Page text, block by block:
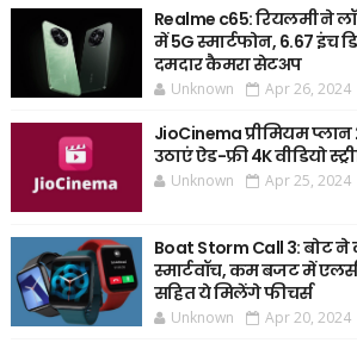
Realme c65: रियलमी ने
में 5G स्मार्टफोन, 6.67 इंच
दमदार कैमरा सेटअप
Unknown Apr 26, 2024
JioCinema प्रीमियम
उठाएं ऐड-फ्री 4K वीडियो
Unknown Apr 25, 2024
Boat Storm Call 3: बोट ने
स्मार्टवॉच, कम बजट में
सहित ये मिलेंगे फीचर्स
Unknown Apr 20, 2024